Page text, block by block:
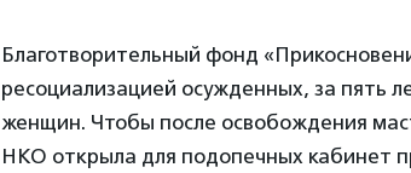
Благотворительный фонд
ресоциализацией осужденных, за пять
женщин. Чтобы после освобождения
НКО открыла для подопечных кабинет